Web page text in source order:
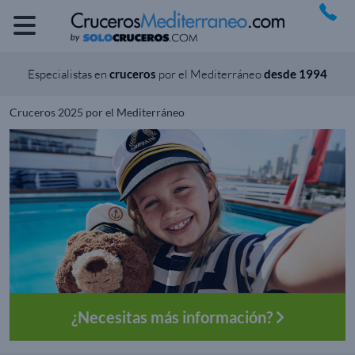
Especialistas en cruceros por el Mediterráneodesde 1994
Cruceros 2025 por el Mediterráneo
¿Necesitas más información?